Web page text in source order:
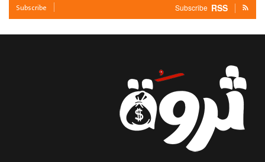
RSS
Subscribe
Subscribe